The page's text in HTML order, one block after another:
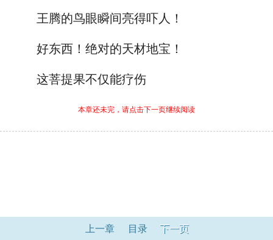
王腾的鸟眼瞬间亮得吓人！
好东西！绝对的天材地宝！
这菩提果不仅能疗伤
本章还未完，请点击下一页继续阅读
上一章 目录 下一页